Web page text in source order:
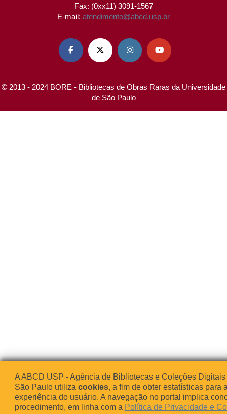
Fax: (0xx11) 3091-1567
E-mail: atendimento@abcd.usp.br
   
© 2013 - 2024 BORE - Bibliotecas de Obras Raras da Universidade
de São Paulo
A ABCD USP - Agência de Bibliotecas e Coleções
São Paulo utiliza cookies, a fim de obter estatísticas para
experiência do usuário. A navegação no portal implica
procedimento, em linha com a Política de Privacidade e